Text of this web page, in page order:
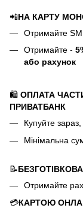
📲НА КАРТУ
Отримайте
Отримайте -
або рахунок
🛍️ ОПЛАТА
ПРИВАТБАНК
Купуйте зараз,
Мінімальна
📝
Отримайте
💳КАРТОЮ